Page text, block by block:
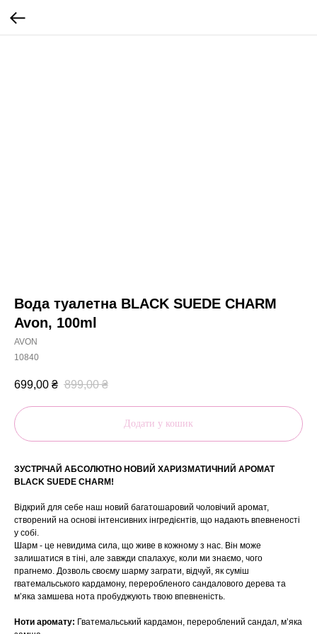
Вода туалетна BLACK SUEDE CHARM
Avon, 100ml
AVON
10840
699,00 ₴ 899,00 ₴
Додати у кошик
ЗУСТРІЧАЙ АБСОЛЮТНО НОВИЙ ХАРИЗМАТИЧНИЙ АРОМАТ
BLACK SUEDE CHARM!
Відкрий для себе наш новий багатошаровий чоловічий аромат,
створений на основі інтенсивних інгредієнтів, що надають впевненості
у собі.
Шарм - це невидима сила, що живе в кожному з нас. Він може
залишатися в тіні, але завжди спалахує, коли ми знаємо, чого
прагнемо. Дозволь своєму шарму заграти, відчуй, як суміш
гватемальського кардамону, переробленого сандалового дерева та
м’яка замшева нота пробуджують твою впевненість.
Ноти аромату: Гватемальський кардамон, перероблений сандал, м’яка